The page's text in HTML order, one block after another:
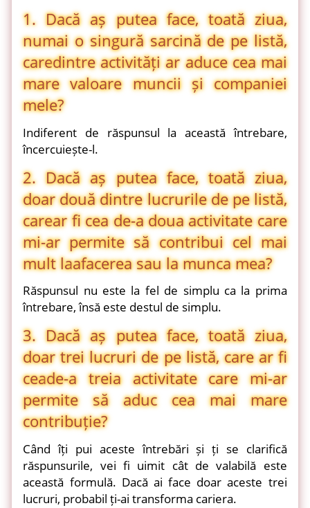
1. Dacă aș putea face, toată ziua,
numai o singură sarcină de pe listă,
caredintre activități ar aduce cea mai
mare valoare muncii și companiei
mele?
Indiferent de răspunsul la această întrebare,
încercuiește-l.
2. Dacă aș putea face, toată ziua,
doar două dintre lucrurile de pe listă,
carear fi cea de-a doua activitate care
mi-ar permite să contribui cel mai
mult laafacerea sau la munca mea?
Răspunsul nu este la fel de simplu ca la prima
întrebare, însă este destul de simplu.
3. Dacă aș putea face, toată ziua,
doar trei lucruri de pe listă, care ar fi
ceade-a treia activitate care mi-ar
permite să aduc cea mai mare
contribuție?
Când îți pui aceste întrebări și ți se clarifică
răspunsurile, vei fi uimit cât de valabilă este
această formulă. Dacă ai face doar aceste trei
lucruri, probabil ți-ai transforma cariera.